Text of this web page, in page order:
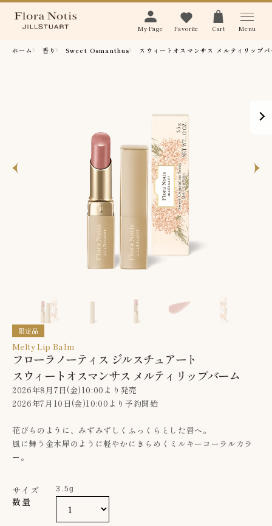
My Page Favorite Cart Menu
ホーム 香り Sweet Osmanthus スウィートオスマンサス メルティリップ
Melty Lip Balm
フローラノーティス ジルスチュアート
スウィートオスマンサス メルティリップバーム
2026年8月7日(金)10:00より発売
2026年7月10日(金)10:00より予約開始
花びらのように、みずみずしくふっくらとした唇へ。
風に舞う金木犀のように軽やかにきらめくミルキーコーラルカラ
ー。
サイズ 3.5g
数量